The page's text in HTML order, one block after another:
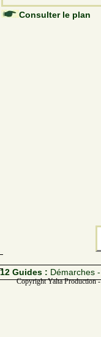
Consulter le plan
12 Guides : Démarches
Copyright Yalta Production